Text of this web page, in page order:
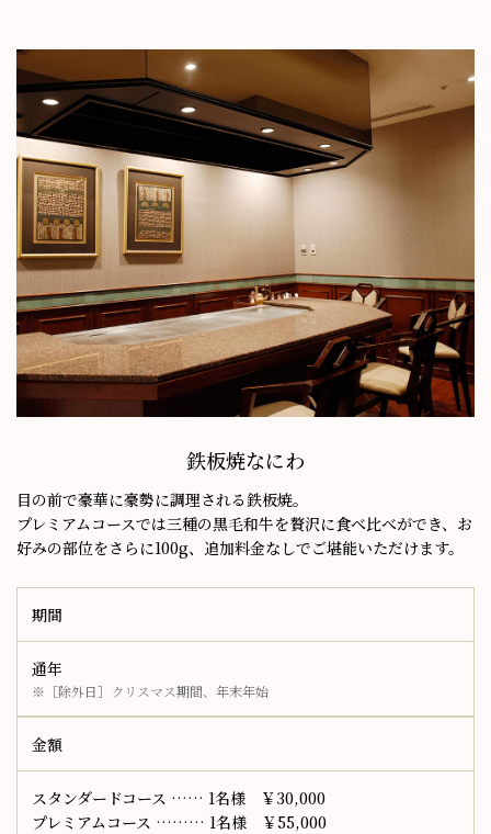
鉄板焼なにわ
目の前で豪華に豪勢に調理される鉄板焼。
プレミアムコースでは三種の黒毛和牛を贅沢に食べ比べができ、 お
好みの部位をさらに100g、追加料金なしでご堪能いただけます。
期間
通年
※［除外日］クリスマス期間、年末年始
金額
スタンダードコース …… 1名様 ￥30,000
プレミアムコース ……… 1名様 ￥55,000